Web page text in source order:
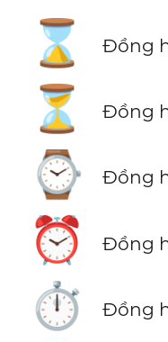
⌛ Đồng
⏳ Đồng
⌚ Đồng
⏰ Đồng
⏱️ Đồng